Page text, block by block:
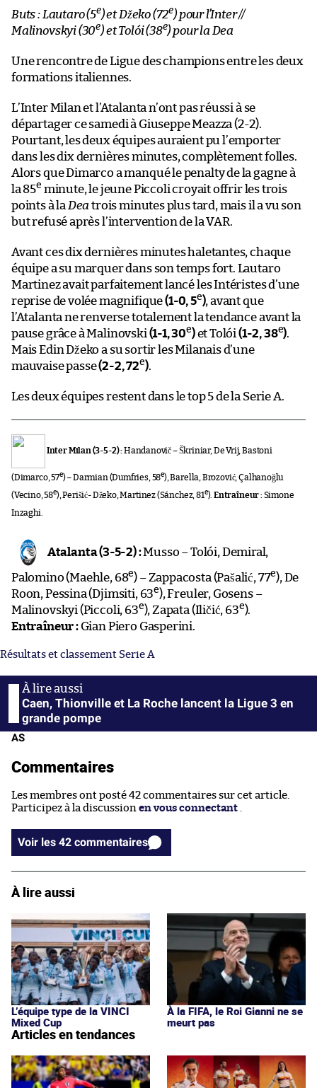
Buts : Lautaro (5e) et Džeko (72e) pour l’Inter //
Malinovskyi (30e) et Tolói (38e) pour la Dea
Une rencontre de Ligue des champions entre les deux
formations italiennes.
L’Inter Milan et l’Atalanta n’ont pas réussi à se
départager ce samedi à Giuseppe Meazza (2-2).
Pourtant, les deux équipes auraient pu l’emporter
dans les dix dernières minutes, complètement folles.
Alors que Dimarco a manqué le penalty de la gagne à
la 85e minute, le jeune Piccoli croyait offrir les trois
points à la Dea trois minutes plus tard, mais il a vu son
but refusé après l’intervention de la VAR.
Avant ces dix dernières minutes haletantes, chaque
équipe a su marquer dans son temps fort. Lautaro
Martinez avait parfaitement lancé les Intéristes d’une
reprise de volée magnifique(1-0, 5e), avant que
l’Atalanta ne renverse totalement la tendance avant la
pause grâce à Malinovski (1-1, 30e)et Tolói (1-2, 38e).
Mais Edin Džeko a su sortir les Milanais d’une
mauvaise passe(2-2, 72e).
Les deux équipes restent dans le top 5 de la Serie A.
Inter Milan (3-5-2) :Handanovič – Škriniar, De Vrij, Bastoni
(Dimarco, 57e) – Darmian (Dumfries, 58e), Barella, Brozović, Çalhanoğlu
(Vecino, 58e), Perišić- Džeko, Martinez (Sánchez, 81e). Entraîneur :Simone
Inzaghi.
Atalanta (3-5-2) :Musso – Tolói, Demiral,
Palomino (Maehle, 68e) – Zappacosta (Pašalić, 77e), De
Roon, Pessina (Djimsiti, 63e), Freuler, Gosens –
Malinovskyi (Piccoli, 63e), Zapata (Iličić, 63e).
Entraîneur :Gian Piero Gasperini.
Résultats et classement Serie A
Caen, Thionville et La Roche lancent la Ligue 3 en
grande pompe
AS
Commentaires
Les membres ont posté 42 commentaires sur cet article.
Participez à la discussion en vous connectant
Voir les 42 commentaires
À lire aussi
L’équipe type de la VINCI
Mixed Cup
À la FIFA, le Roi Gianni ne se
meurt pas
Articles en tendances